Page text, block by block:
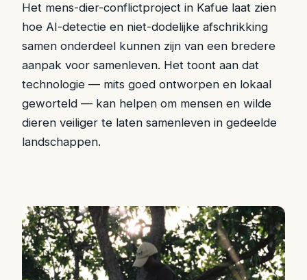
Het mens-dier-conflictproject in Kafue laat zien
hoe AI-detectie en niet-dodelijke afschrikking
samen onderdeel kunnen zijn van een bredere
aanpak voor samenleven. Het toont aan dat
technologie — mits goed ontworpen en lokaal
geworteld — kan helpen om mensen en wilde
dieren veiliger te laten samenleven in gedeelde
landschappen.